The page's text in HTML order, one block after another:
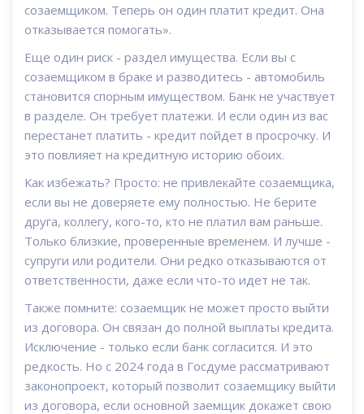
созаемщиком. Теперь он один платит кредит. Она
отказывается помогать».
Еще один риск - раздел имущества. Если вы с
созаемщиком в браке и разводитесь - автомобиль
становится спорным имуществом. Банк не участвует
в разделе. Он требует платежи. И если один из вас
перестанет платить - кредит пойдет в просрочку. И
это повлияет на кредитную историю обоих.
Как избежать? Просто: не привлекайте созаемщика,
если вы не доверяете ему полностью. Не берите
друга, коллегу, кого-то, кто не платил вам раньше.
Только близкие, проверенные временем. И лучше -
супруги или родители. Они редко отказываются от
ответственности, даже если что-то идет не так.
Также помните: созаемщик не может просто выйти
из договора. Он связан до полной выплаты кредита.
Исключение - только если банк согласится. И это
редкость. Но с 2024 года в Госдуме рассматривают
законопроект, который позволит созаемщику выйти
из договора, если основной заемщик докажет свою